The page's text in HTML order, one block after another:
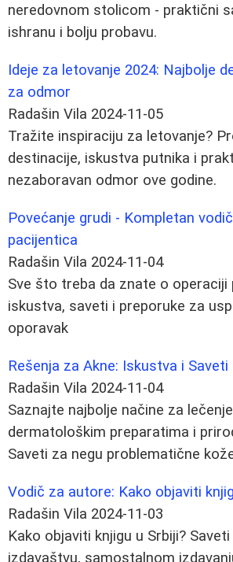
neredovnom stolicom - praktični
ishranu i bolju probavu.
Ideje za letovanje 2024: Najbolje
za odmor
Radašin Vila 2024-11-05
Tražite inspiraciju za letovanje?
destinacije, iskustva putnika i
nezaboravan odmor ove godine.
Povećanje grudi - Kompletan
pacijentica
Radašin Vila 2024-11-04
Sve što treba da znate o operaciji
iskustva, saveti i preporuke za
oporavak
Rešenja za Akne: Iskustva i
Radašin Vila 2024-11-04
Saznajte najbolje načine za
dermatološkim preparatima i
Saveti za negu problematične
Vodič za autore: Kako objaviti
Radašin Vila 2024-11-03
Kako objaviti knjigu u Srbiji?
izdavaštvu, samostalnom